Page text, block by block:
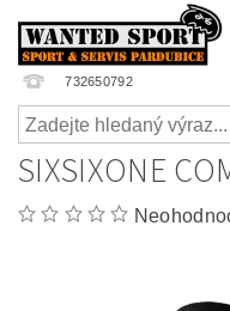
732650792
SIXSIXONE